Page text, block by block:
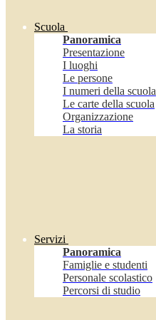
Scuola
Panoramica
Presentazione
I luoghi
Le persone
I numeri della scuola
Le carte della scuola
Organizzazione
La storia
Servizi
Panoramica
Famiglie e studenti
Personale scolastico
Percorsi di studio